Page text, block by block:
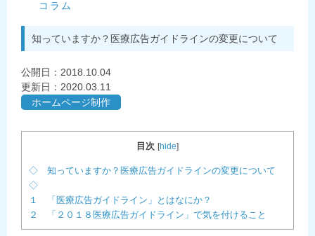
コラム
知っていますか？医療広告ガイドラインの変更について
公開日： 2018.10.04
更新日：2020.03.11
ホームページ制作
目次 [hide]
◇ 知っていますか？医療広告ガイドラインの変更について
◇
１ 「医療広告ガイドライン」とはなにか？
２ 「２０１８医療広告ガイドライン」で気を付けること